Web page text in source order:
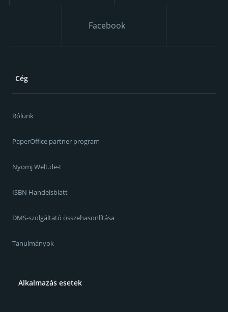
Facebook
Cég
Rólunk
PaperOffice partner program
Nyomj Welt.de-t
ISBN Handelsblatt
DMS-szolgáltató összehasonlítása
Tanulmányok
Alkalmazás esetek